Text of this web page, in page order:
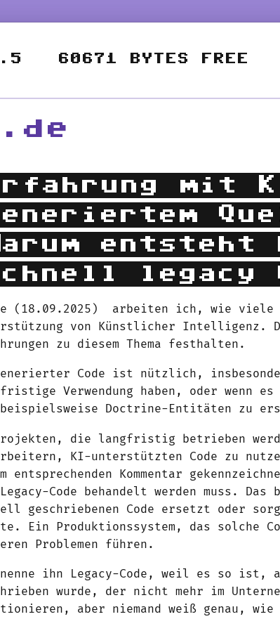
mit
entsteht
legacy
(18.09.2025) arbeiten ich, wie viele
von Künstlicher Intelligenz.
zu diesem Thema festhalten.
Code ist nützlich,
Verwendung haben, oder wenn
Doctrine-Entitäten zu
die langfristig betrieben
KI-unterstützten Code zu
entsprechenden Kommentar
Code behandelt werden muss.
geschriebenen Code ersetzt oder
Ein Produktionssystem, das solche
Problemen führen.
ihn Legacy-Code, weil es so ist,
wurde, der nicht mehr im
aber niemand weiß genau,